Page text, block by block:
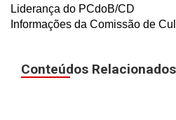
Liderança do PCdoB/CD
Informações da Comissão de
Conteúdos Relacionados